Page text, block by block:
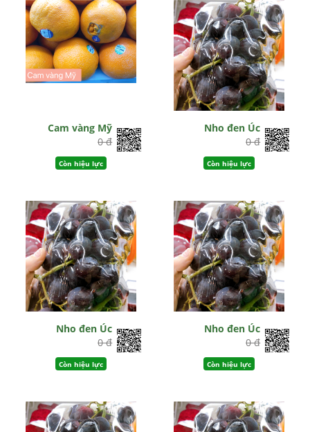
Cam vàng Mỹ
0 đ
Còn hiệu lực
Nho đen Úc
0 đ
Còn hiệu lực
Nho đen Úc
0 đ
Còn hiệu lực
Nho đen Úc
0 đ
Còn hiệu lực